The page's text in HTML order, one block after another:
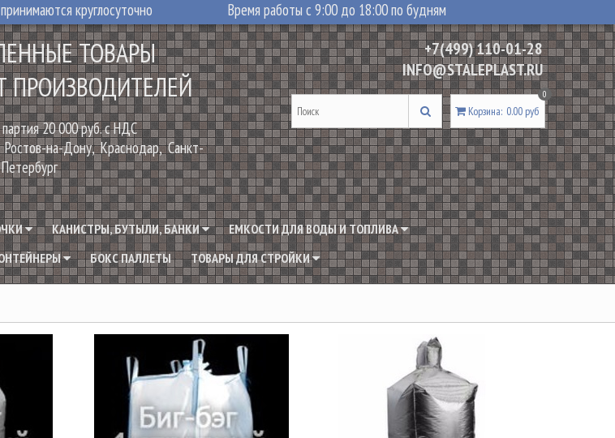
круглосуточно Время работы с 9:00 до 18:00 по будням
ТОВАРЫ
ПРОИЗВОДИТЕЛЕЙ
20 000 руб. с НДС
на-Дону, Краснодар, Санкт-
Петербург
+7(499) 110-01-28
INFO@STALEPLAST.RU
Корзина:
0
0.00 руб
КАНИСТРЫ, БУТЫЛИ, БАНКИ
ЕМКОСТИ ДЛЯ ВОДЫ И ТОПЛИВА
БОКС ПАЛЛЕТЫ ТОВАРЫ ДЛЯ СТРОЙКИ